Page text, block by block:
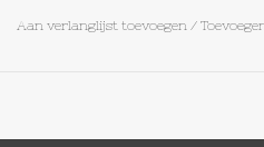
Aan verlanglijst toevoegen /